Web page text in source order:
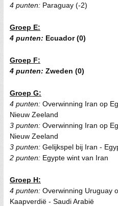
4 punten: Paraguay (-2)
Groep E:
4 punten: Ecuador (0)
Groep F:
4 punten: Zweden (0)
Groep G:
4 punten: Overwinning Iran op
Nieuw Zeeland
3 punten: Overwinning Iran op
Nieuw Zeeland
3 punten: Gelijkspel bij Iran -
2 punten: Egypte wint van Iran
Groep H:
4 punten: Overwinning Uruguay
Kaapverdië - Saudi Arabië